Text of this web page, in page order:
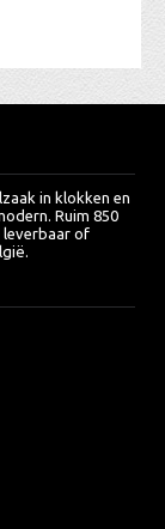
in klokken en
Ruim 850
leverbaar of